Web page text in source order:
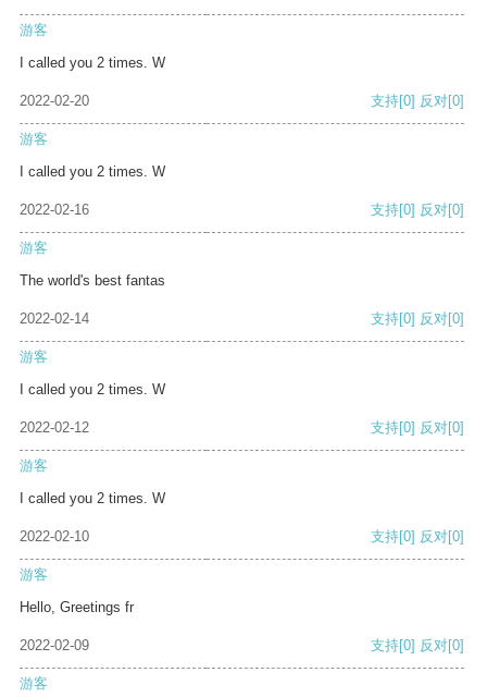
游客
I called you 2 times. W
2022-02-20 支持[0] 反对[0]
游客
I called you 2 times. W
2022-02-16 支持[0] 反对[0]
游客
The world's best fantas
2022-02-14 支持[0] 反对[0]
游客
I called you 2 times. W
2022-02-12 支持[0] 反对[0]
游客
I called you 2 times. W
2022-02-10 支持[0] 反对[0]
游客
Hello, Greetings fr
2022-02-09 支持[0] 反对[0]
游客